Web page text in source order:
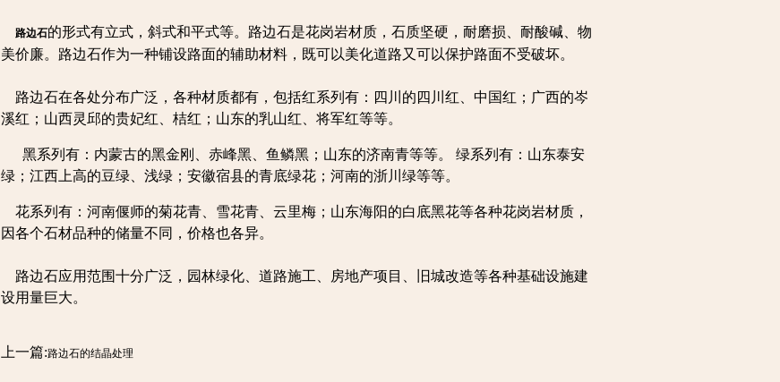
路边石的形式有立式，斜式和平式等。路边石是花岗岩材质，石质坚硬，耐磨损、耐酸碱、物
美价廉。路边石作为一种铺设路面的辅助材料，既可以美化道路又可以保护路面不受破坏。
路边石在各处分布广泛，各种材质都有，包括红系列有：四川的四川红、中国红；广西的岑
溪红；山西灵邱的贵妃红、桔红；山东的乳山红、将军红等等。
黑系列有：内蒙古的黑金刚、赤峰黑、鱼鳞黑；山东的济南青等等。 绿系列有：山东泰安
绿；江西上高的豆绿、浅绿；安徽宿县的青底绿花；河南的浙川绿等等。
花系列有：河南偃师的菊花青、雪花青、云里梅；山东海阳的白底黑花等各种花岗岩材质，
因各个石材品种的储量不同，价格也各异。
路边石应用范围十分广泛，园林绿化、道路施工、房地产项目、旧城改造等各种基础设施建
设用量巨大。
上一篇:路边石的结晶处理